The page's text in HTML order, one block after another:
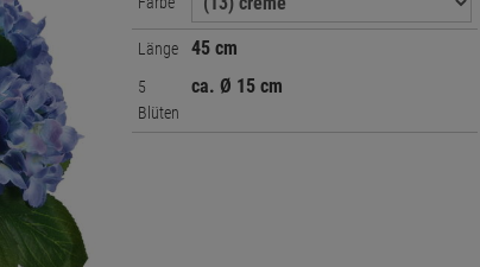
Länge 45 cm
5
Blüten
ca. Ø 15 cm